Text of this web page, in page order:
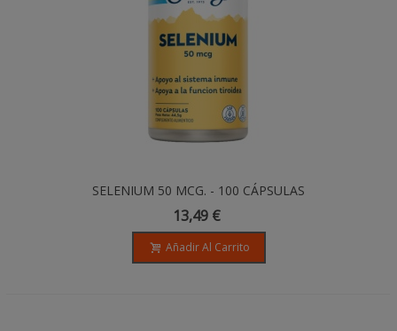
SELENIUM 50 MCG. - 100 CÁPSULAS
13,49 €
Añadir Al Carrito